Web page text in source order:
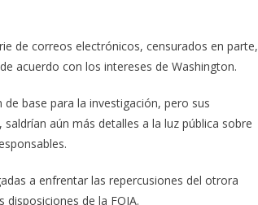
de correos electrónicos, censurados en parte,
acuerdo con los intereses de Washington.
base para la investigación, pero sus
aún más detalles a la luz pública sobre
a enfrentar las repercusiones del otrora
de la FOIA.